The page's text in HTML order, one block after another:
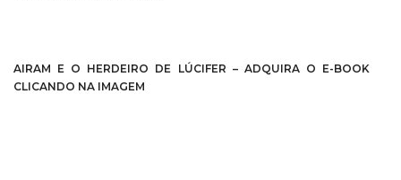
AIRAM E O HERDEIRO DE LÚCIFER – ADQUIRA O E-BOOK
CLICANDO NA IMAGEM